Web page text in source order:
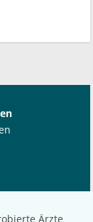
Ärzte